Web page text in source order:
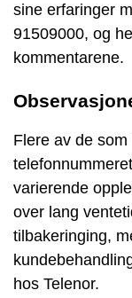
sine erfaringer
91509000, og
kommentarene.
Flere av de
varierende
over lang
tilbakeringing,
hos Telenor.